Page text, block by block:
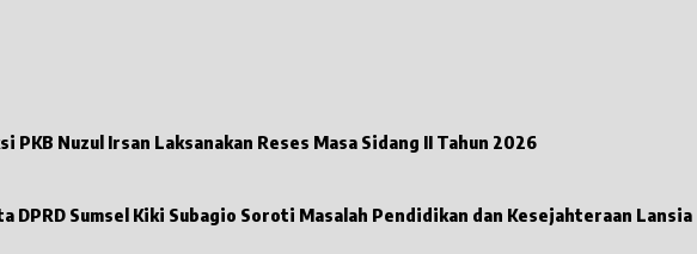
Anggota DPRD Tanggamus Fraksi PKB Nuzul Irsan Laksanakan Reses Masa Sidang II Tahun 2026
DPRD Sumsel Kiki Subagio Soroti Masalah Pendidikan dan Kesejahteraan Lansia